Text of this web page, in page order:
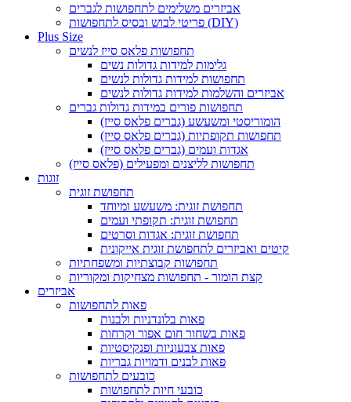
אביזרים משלימים לתחפושות לגברים
פריטי לבוש ובסיס לתחפושות (DIY)
Plus Size
תחפושות פלאס סייז לנשים
גלימות למידות גדולות נשים
תחפושות למידות גדולות לנשים
אביזרים והשלמות למידות גדולות לנשים
תחפושות פורים במידות גדולות גברים
הומוריסטי ומשעשע (גברים פלאס סייז)
תחפושות תקופתיות (גברים פלאס סייז)
אגדות ועמים (גברים פלאס סייז)
תחפושות לליצנים ומפעילים (פלאס סייז)
זוגות
תחפושת זוגית
תחפושת זוגית: משעשע ומיוחד
תחפושת זוגית: תקופתי ועמים
תחפושת זוגית: אגדות וסרטים
קיטים ואביזרים לתחפושת זוגית אייקונית
תחפושות קבוצתיות ומשפחתיות
קצת הומור - תחפושות מצחיקות ומקוריות
אביזרים
פאות לתחפושות
פאות בלונדניות ולבנות
פאות בשחור חום אפור וקרחות
פאות צבעוניות ופנקיסטיות
פאות לבנים ודמויות גבריות
כובעים לתחפושות
כובעי חיות לתחפושות